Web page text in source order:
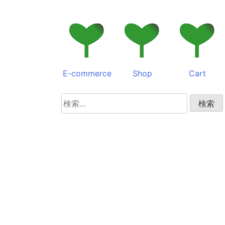
E-commerce Shop Cart
検